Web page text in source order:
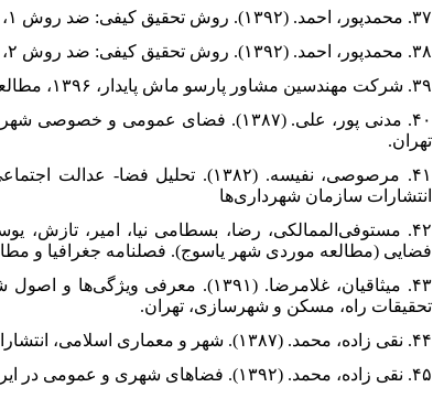
۳۷. محمدپور، احمد. (۱۳۹۲). روش تحقیق کیفی: ضد روش ۱، تهران: جامعه شناسان.
۳۸. محمدپور، احمد. (۱۳۹۲). روش تحقیق کیفی: ضد روش ۲، تهران: جامعه شناسان.
۳۹. شرکت مهندسین مشاور پارسو ماش پایدار، ۱۳۹۶، مطالعات در مناطق شهر تهران
۴۰. مدنی پور، علی. (۱۳۸۷). فضای
تهران.
انتشارات سازمان شهرداری‌ها
فضایی (مطالعه موردی شهر یاسوج). فصلنامه جغرافیا و
۴۳. میثاقیان، غلامرضا. (۱۳۹۱).
تحقیقات راه، مسکن و شهرسازی، تهران.
۴۴. نقی زاده، محمد. (۱۳۸۷). شهر و معماری اسلامی، انتشارات مانی، چاپ اول
۴۵. نقی زاده، محمد. (۱۳۹۲). فضاهای شهری و عمومی در ایران، نشریه کتاب ماه هنر، شماره ١۸٦، صفحات ۴ تا ١١.